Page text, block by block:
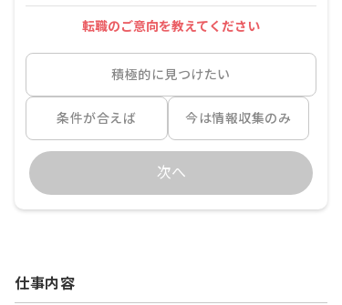
転職のご意向を教えてください
積極的に見つけたい
条件が合えば 今は情報収集のみ
次へ
仕事内容